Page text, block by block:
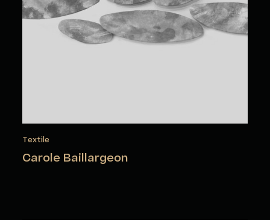
Textile
Carole Baillargeon